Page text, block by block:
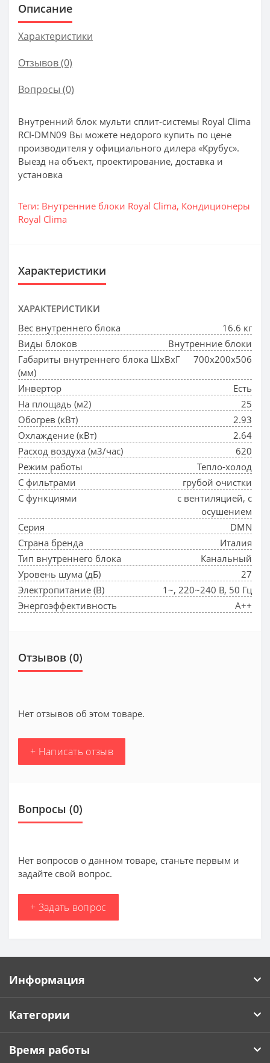
Описание
Характеристики
Отзывов (0)
Вопросы (0)
Внутренний блок мульти сплит-системы Royal Clima
RCI-DMN09 Вы можете недорого купить по цене
производителя у официального дилера «Крубус».
Выезд на объект, проектирование, доставка и
установка
Теги: Внутренние блоки Royal Clima, Кондиционеры
Royal Clima
Характеристики
ХАРАКТЕРИСТИКИ
Вес внутреннего блока
16.6 кг
Виды блоков
Внутренние блоки
Габариты внутреннего блока ШхВхГ
(мм)
700x200x506
Инвертор
Есть
На площадь (м2)
25
Обогрев (кВт)
2.93
Охлаждение (кВт)
2.64
Расход воздуха (м3/час)
620
Режим работы
Тепло-холод
С фильтрами
грубой очистки
С функциями
с вентиляцией, с
осушением
Серия
DMN
Страна бренда
Италия
Тип внутреннего блока
Канальный
Уровень шума (дБ)
27
Электропитание (В)
1~, 220~240 В, 50 Гц
Энергоэффективность
A++
Отзывов (0)
Нет отзывов об этом товаре.
+ Написать отзыв
Вопросы (0)
Нет вопросов о данном товаре, станьте первым и
задайте свой вопрос.
+ Задать вопрос
Информация
Категории
Время работы